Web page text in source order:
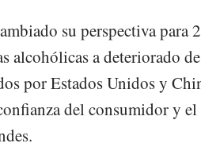
su perspectiva para
alcohólicas a deteriorado
por Estados Unidos y
del consumidor y